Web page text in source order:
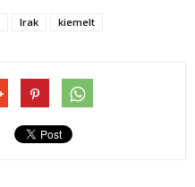
Irak kiemelt